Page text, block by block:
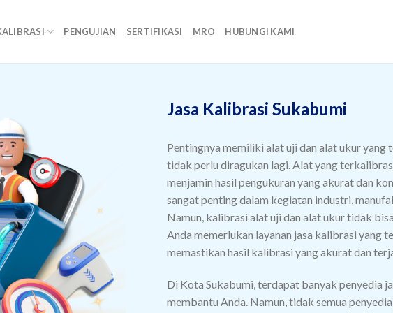
PENGUJIAN SERTIFIKASI MRO HUBUNGI KAMI
Jasa Kalibrasi Sukabumi
Pentingnya memiliki alat uji dan alat ukur yang
tidak perlu diragukan lagi. Alat yang
menjamin hasil pengukuran yang akurat dan
sangat penting dalam kegiatan industri,
Namun, kalibrasi alat uji dan alat ukur tidak
Anda memerlukan layanan jasa kalibrasi yang
memastikan hasil kalibrasi yang akurat dan
Di Kota Sukabumi, terdapat banyak penyedia
membantu Anda. Namun, tidak semua